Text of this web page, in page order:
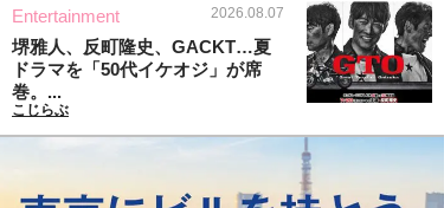
Entertainment 2026.08.07
堺雅人、反町隆史、GACKT…夏
ドラマを「50代イケオジ」が席
巻。...
こじらぶ